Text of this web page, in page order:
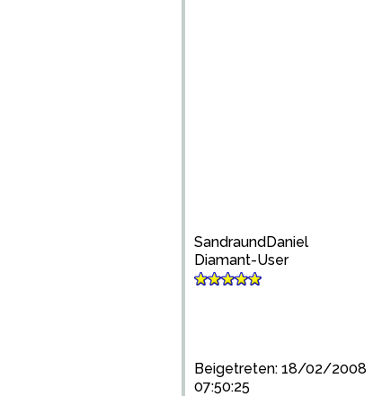
SandraundDaniel
Diamant-User
Beigetreten: 18/02/2008
07:50:25